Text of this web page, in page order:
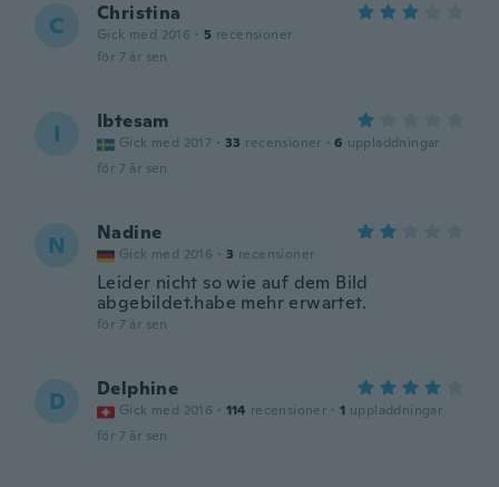
C Christina
Gick med 2016 · 5 recensioner
för 7 år sen
I Ibtesam
Gick med 2017 · 33 recensioner · 6 uppladdningar
för 7 år sen
N Nadine
Gick med 2016 · 3 recensioner
Leider nicht so wie auf dem Bild
abgebildet.habe mehr erwartet.
för 7 år sen
D Delphine
Gick med 2016 · 114 recensioner · 1 uppladdningar
för 7 år sen